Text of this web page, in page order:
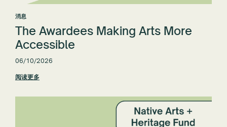
消息
The Awardees Making Arts More
Accessible
06/10/2026
阅读更多